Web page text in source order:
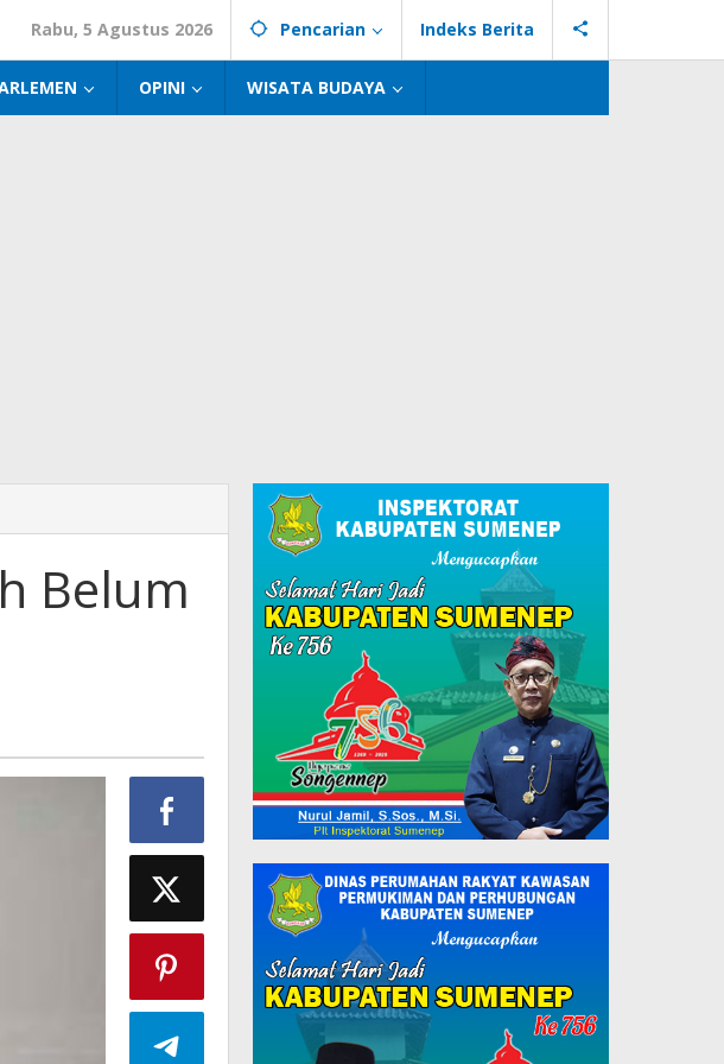
Rabu, 5 Agustus 2026 Pencarian Indeks Berita
OPINI WISATA BUDAYA
Belum